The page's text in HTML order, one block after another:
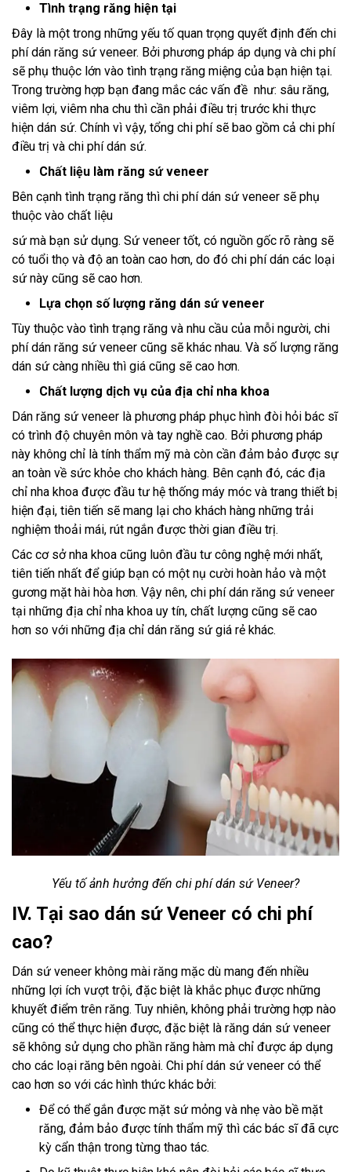
Tình trạng răng hiện tại
Đây là một trong những yếu tố quan trọng quyết định đến chi
phí dán răng sứ veneer. Bởi phương pháp áp dụng và chi phí
sẽ phụ thuộc lớn vào tình trạng răng miệng của bạn hiện tại.
Trong trường hợp bạn đang mắc các vấn đề như: sâu răng,
viêm lợi, viêm nha chu thì cần phải điều trị trước khi thực
hiện dán sứ. Chính vì vậy, tổng chi phí sẽ bao gồm cả chi phí
điều trị và chi phí dán sứ.
Chất liệu làm răng sứ veneer
Bên cạnh tình trạng răng thì chi phí dán sứ veneer sẽ phụ
thuộc vào chất liệu
sứ mà bạn sử dụng. Sứ veneer tốt, có nguồn gốc rõ ràng sẽ
có tuổi thọ và độ an toàn cao hơn, do đó chi phí dán các loại
sứ này cũng sẽ cao hơn.
Lựa chọn số lượng răng dán sứ veneer
Tùy thuộc vào tình trạng răng và nhu cầu của mỗi người, chi
phí dán răng sứ veneer cũng sẽ khác nhau. Và số lượng răng
dán sứ càng nhiều thì giá cũng sẽ cao hơn.
Chất lượng dịch vụ của địa chỉ nha khoa
Dán răng sứ veneer là phương pháp phục hình đòi hỏi bác sĩ
có trình độ chuyên môn và tay nghề cao. Bởi phương pháp
này không chỉ là tính thẩm mỹ mà còn cần đảm bảo được sự
an toàn về sức khỏe cho khách hàng. Bên cạnh đó, các địa
chỉ nha khoa được đầu tư hệ thống máy móc và trang thiết bị
hiện đại, tiên tiến sẽ mang lại cho khách hàng những trải
nghiệm thoải mái, rút ngắn được thời gian điều trị.
Các cơ sở nha khoa cũng luôn đầu tư công nghệ mới nhất,
tiên tiến nhất để giúp bạn có một nụ cười hoàn hảo và một
gương mặt hài hòa hơn. Vậy nên, chi phí dán răng sứ veneer
tại những địa chỉ nha khoa uy tín, chất lượng cũng sẽ cao
hơn so với những địa chỉ dán răng sứ giá rẻ khác.
Yếu tố ảnh hưởng đến chi phí dán sứ Veneer?
IV. Tại sao dán sứ Veneer có chi phí
cao?
Dán sứ veneer không mài răng mặc dù mang đến nhiều
những lợi ích vượt trội, đặc biệt là khắc phục được những
khuyết điểm trên răng. Tuy nhiên, không phải trường hợp nào
cũng có thể thực hiện được, đặc biệt là răng dán sứ veneer
sẽ không sử dụng cho phần răng hàm mà chỉ được áp dụng
cho các loại răng bên ngoài. Chi phí dán sứ veneer có thể
cao hơn so với các hình thức khác bởi:
Để có thể gắn được mặt sứ mỏng và nhẹ vào bề mặt
răng, đảm bảo được tính thẩm mỹ thì các bác sĩ đã cực
kỳ cẩn thận trong từng thao tác.